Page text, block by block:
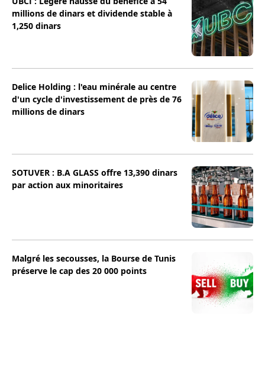
millions de dinars et dividende stable à
1,250 dinars
Delice Holding : l'eau minérale au centre
d'un cycle d'investissement de près de 76
millions de dinars
SOTUVER : B.A GLASS offre 13,390 dinars
par action aux minoritaires
Malgré les secousses, la Bourse de Tunis
préserve le cap des 20 000 points